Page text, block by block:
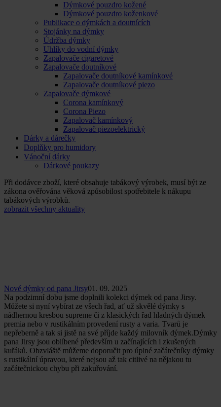
Dýmkové pouzdro kožené
Dýmkové pouzdro koženkové
Publikace o dýmkách a doutnících
Stojánky na dýmky
Údržba dýmky
Uhlíky do vodní dýmky
Zapalovače cigaretové
Zapalovače doutníkové
Zapalovače doutníkové kamínkové
Zapalovače doutníkové piezo
Zapalovače dýmkové
Corona kamínkový
Corona Piezo
Zapalovač kamínkový
Zapalovač piezoelektrický
Dárky a dárečky
Doplňky pro humidory
Vánoční dárky
Dárkové poukazy
Při dodávce zboží, které obsahuje tabákový výrobek, musí být ze
zákona ověřována věková způsobilost spotřebitele k nákupu
tabákových výrobků.
zobrazit všechny aktuality
Nové dýmky od pana Jirsy01. 09. 2025
Na podzimní dobu jsme doplnili kolekci dýmek od pana Jirsy.
Můžete si nyní vybírat ze všech řad, ať už skvělé dýmky s
nádhernou kresbou supreme či z klasických řad hladných dýmek
premia nebo v rustikálním provedení rusty a varia. Tvarů je
nepřeberně a tak si jistě na své příjde každý milovník dýmek.Dýmky
pana Jirsy jsou oblíbené především u začínajících i zkušených
kuřáků. Obzvláště můžeme doporučit pro úplné začátečníky dýmky
s rustikální úpravou, které nejsou až tak citlivé na nějakou tu
začátečnickou chybu při zakuřování.